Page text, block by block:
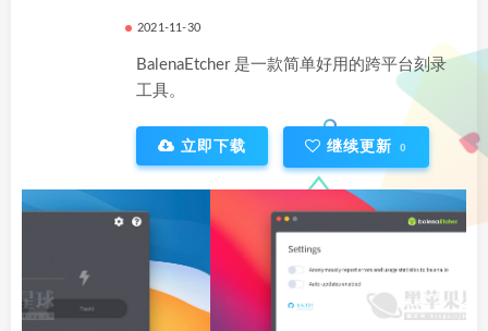
2021-11-30
BalenaEtcher 是一款简单好用的跨平台刻录
工具。
立即下载 继续更新 0